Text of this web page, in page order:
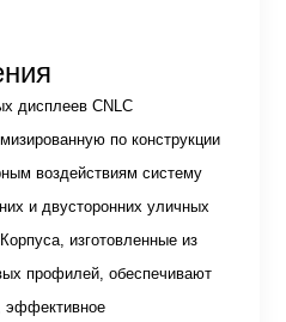
дисплеев CNLC
по конструкции
воздействиям систему
и двусторонних уличных
изготовленные из
профилей, обеспечивают
эффективное